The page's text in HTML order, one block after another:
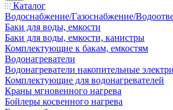
Каталог
Водоснабжение/Газоснабжение/
Баки для воды, емкости
Баки для воды, емкости, канистры
Комплектующие к бакам, емкостям
Водонагреватели
Водонагреватели накопительные
Комплектующие для водонагревателей
Краны мгновенного нагрева
Бойлеры косвенного нагрева